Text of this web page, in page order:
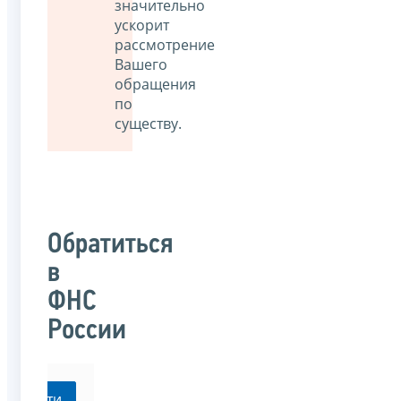
значительно
ускорит
рассмотрение
Вашего
обращения
по
существу.
Обратиться
в
ФНС
России